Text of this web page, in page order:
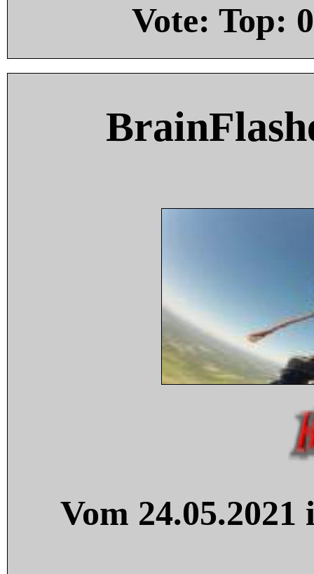
Vote: Top: 0
Vom